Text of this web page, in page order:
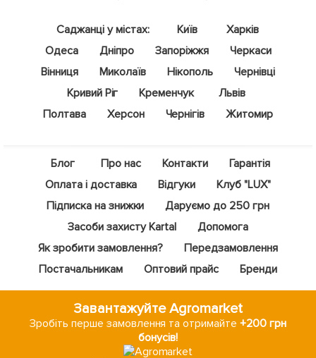
Саджанці у містах: Київ
Харків
Одеса
Дніпро Запоріжжя
Черкаси
Вінниця
Миколаїв Нікополь
Чернівці
Кривий Ріг
Кременчук
Львів
Полтава
Херсон Чернігів Житомир
Блог Про нас Контакти
Гарантія
Оплата і доставка
Відгуки
Клуб "LUX"
Підписка на знижки
Даруємо до 250 грн
Засоби захисту Kartal
Допомога
Як зробити замовлення?
Передзамовлення
Постачальникам
Оптовий прайс Бренди
Завантажуйте Agromarket
Зробіть перше замовлення та отримайте+200 грн
бонусів!